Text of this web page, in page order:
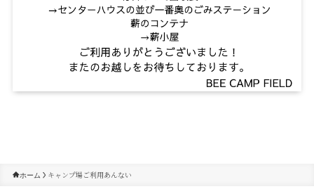
ホーム キャンプ場ご利用あんない